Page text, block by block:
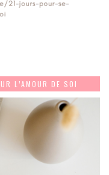
L’AMOUR DE SOI